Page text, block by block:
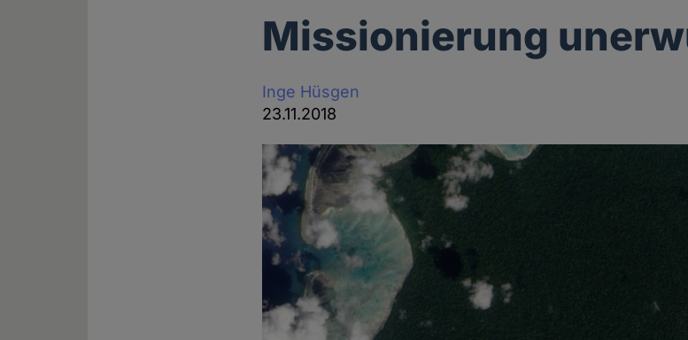
Missionierung
Inge Hüsgen
23.11.2018